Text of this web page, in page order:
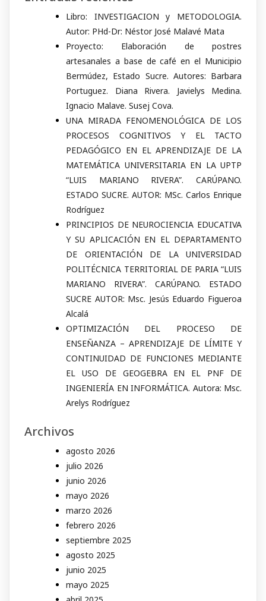
Libro: INVESTIGACION y METODOLOGIA.
Autor: PHd-Dr: Néstor José Malavé Mata
Proyecto: Elaboración de postres
artesanales a base de café en el Municipio
Bermúdez, Estado Sucre. Autores: Barbara
Portuguez. Diana Rivera. Javielys Medina.
Ignacio Malave. Susej Cova.
UNA MIRADA FENOMENOLÓGICA DE LOS
PROCESOS COGNITIVOS Y EL TACTO
PEDAGÓGICO EN EL APRENDIZAJE DE LA
MATEMÁTICA UNIVERSITARIA EN LA UPTP
“LUIS MARIANO RIVERA”. CARÚPANO.
ESTADO SUCRE. AUTOR: MSc. Carlos Enrique
Rodríguez
PRINCIPIOS DE NEUROCIENCIA EDUCATIVA
Y SU APLICACIÓN EN EL DEPARTAMENTO
DE ORIENTACIÓN DE LA UNIVERSIDAD
POLITÉCNICA TERRITORIAL DE PARIA “LUIS
MARIANO RIVERA”. CARÚPANO. ESTADO
SUCRE AUTOR: Msc. Jesús Eduardo Figueroa
Alcalá
OPTIMIZACIÓN DEL PROCESO DE
ENSEÑANZA – APRENDIZAJE DE LÍMITE Y
CONTINUIDAD DE FUNCIONES MEDIANTE
EL USO DE GEOGEBRA EN EL PNF DE
INGENIERÍA EN INFORMÁTICA. Autora: Msc.
Arelys Rodríguez
Archivos
agosto 2026
julio 2026
junio 2026
mayo 2026
marzo 2026
febrero 2026
septiembre 2025
agosto 2025
junio 2025
mayo 2025